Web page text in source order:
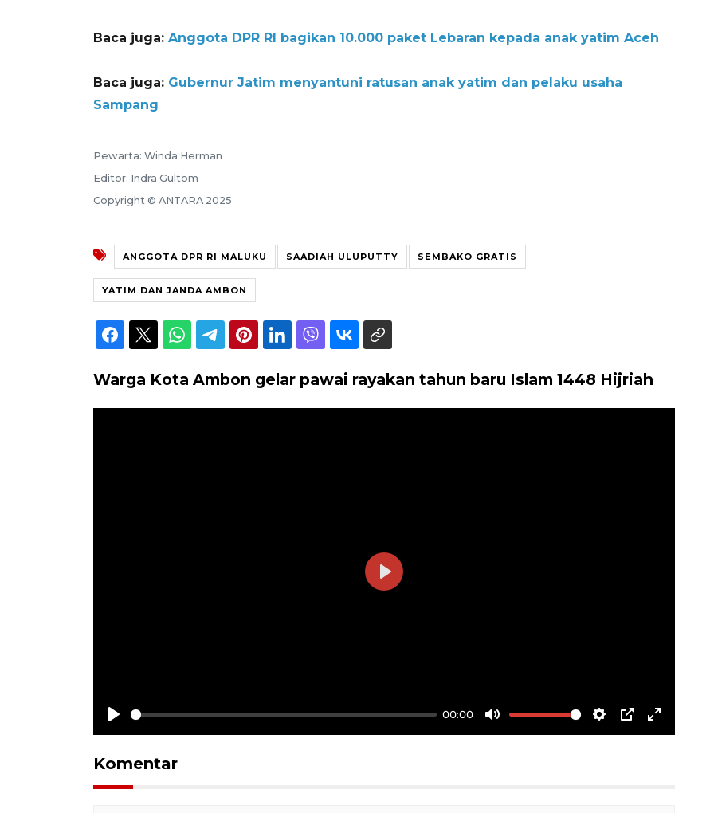
Baca juga: Anggota DPR RI bagikan 10.000 paket Lebaran kepada anak yatim Aceh
Baca juga: Gubernur Jatim menyantuni ratusan anak yatim dan pelaku usaha
Sampang
Pewarta: Winda Herman
Editor: Indra Gultom
Copyright © ANTARA 2025
ANGGOTA DPR RI MALUKU SAADIAH ULUPUTTY SEMBAKO GRATIS
YATIM DAN JANDA AMBON
Warga Kota Ambon gelar pawai rayakan tahun baru Islam 1448 Hijriah
Play
00:00
Mute Settings
PIP Enter
Play
Komentar